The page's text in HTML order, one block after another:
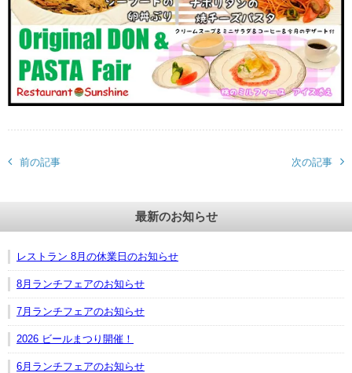
前の記事 次の記事
最新のお知らせ
レストラン 8月の休業日のお知らせ
8月ランチフェアのお知らせ
7月ランチフェアのお知らせ
2026 ビールまつり開催！
6月ランチフェアのお知らせ